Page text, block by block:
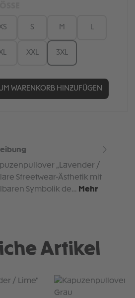
S M L
XXL 3XL
WARENKORB HINZUFÜGEN
„Lavender /
Streetwear-Ästhetik mit
Symbolik de… Mehr
Artikel